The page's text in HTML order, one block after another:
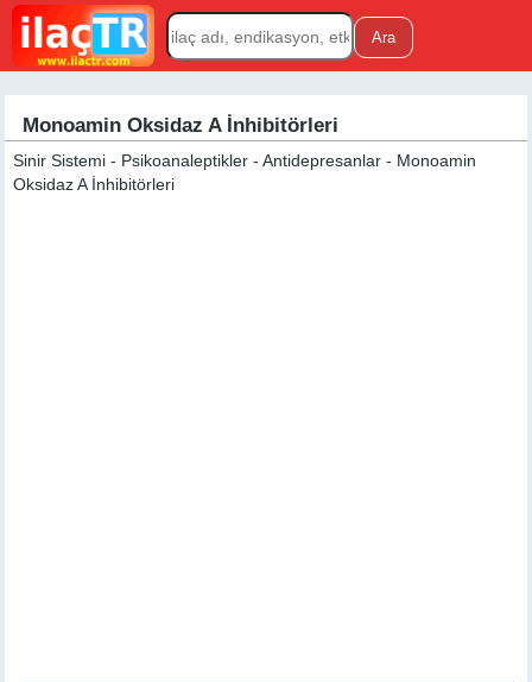
Monoamin Oksidaz A İnhibitörleri
Sinir Sistemi - Psikoanaleptikler - Antidepresanlar - Monoamin
Oksidaz A İnhibitörleri